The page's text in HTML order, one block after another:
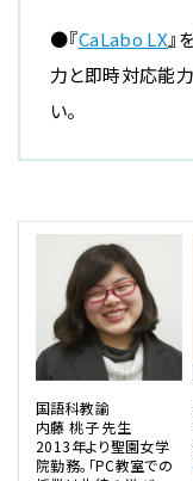
●『CaLabo LX』
力と即時対応能
い。
国語科教諭
内藤 桃子 先生
2013年より聖園女学
院勤務。「PC教室での